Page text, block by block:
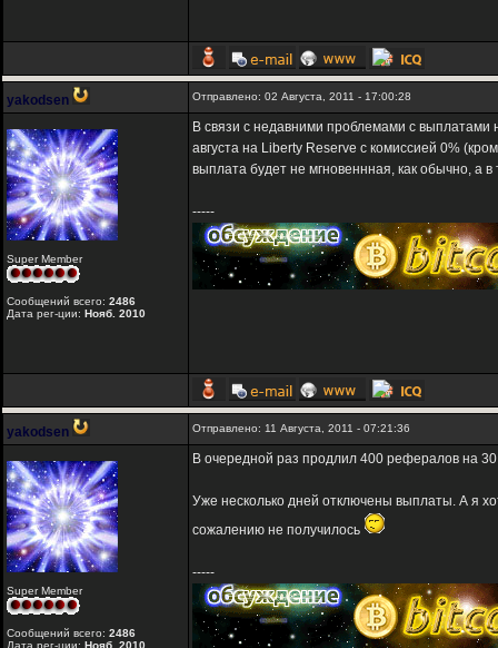
yakodsen Отправлено: 02 Августа, 2011 - 17:00:28
Super Member
Сообщений всего: 2486
Дата рег-ции: Нояб. 2010
В связи с недавними проблемами с
августа на Liberty Reserve с комиссией 0%
выплата будет не мгновеннная, как обычно, а в
-----
yakodsen Отправлено: 11 Августа, 2011 - 07:21:36
Super Member
Сообщений всего: 2486
Дата рег-ции: Нояб. 2010
В очередной раз продлил 400 рефералов на
Уже несколько дней отключены выплаты. А я
сожалению не получилось
-----